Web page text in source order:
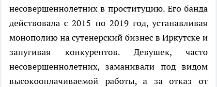
несовершеннолетних в проституцию. Его банда
действовала с 2015 по 2019 год, устанавливая
монополию на сутенерский бизнес в Иркутске и
запугивая конкурентов. Девушек, часто
несовершеннолетних, заманивали под видом
высокооплачиваемой работы, а за отказ от